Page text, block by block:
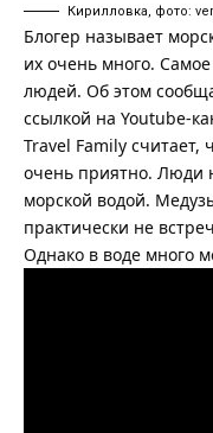
Кирилловка, фото:
Блогер называет
их очень много.
людей. Об этом
ссылкой на Youtube-
Travel Family считает,
очень приятно. Люди
морской водой.
практически не
Однако в воде много